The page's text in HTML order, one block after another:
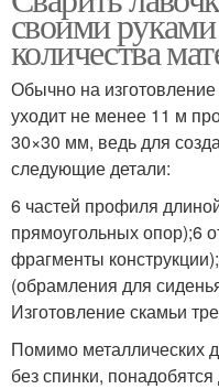
своими руками
количества
Обычно на
уходит не менее 11 м
30×30 мм, ведь для
следующие детали:
6 частей профиля
прямоугольных опор);6
фрагменты
(обрамления для
Изготовление скамьи
Помимо металлических
без спинки,